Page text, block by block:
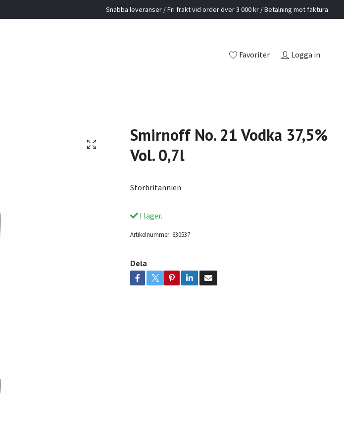
Snabba leveranser / Fri frakt vid order över 3 000 kr / Betalning mot faktura
Favoriter Logga in
Smirnoff No. 21 Vodka 37,5%
Vol. 0,7l
Storbritannien
I lager.
Artikelnummer: 630537
Dela